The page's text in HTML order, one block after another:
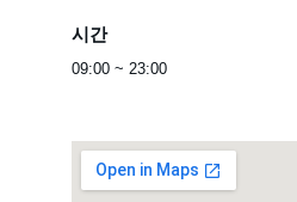
시간
09:00 ~ 23:00